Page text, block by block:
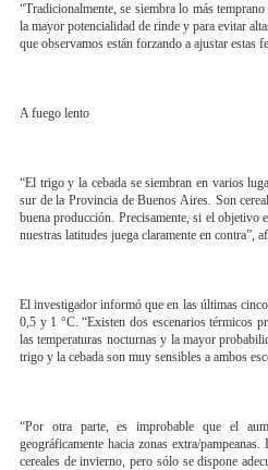
“Tradicionalmente, se siembra lo más
la mayor potencialidad de rinde y para evitar
que observamos están forzando a ajustar
A fuego lento
“El trigo y la cebada se siembran en varios
sur de la Provincia de Buenos Aires. Son
buena producción. Precisamente, si el objetivo
nuestras latitudes juega claramente en contra”,
El investigador informó que en las últimas
0,5 y 1 °C. “Existen dos escenarios térmicos
las temperaturas nocturnas y la mayor
trigo y la cebada son muy sensibles a ambos
“Por otra parte, es improbable que el
geográficamente hacia zonas extra/
cereales de invierno, pero sólo se dispone